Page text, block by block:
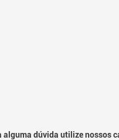
alguma dúvida utilize nossos